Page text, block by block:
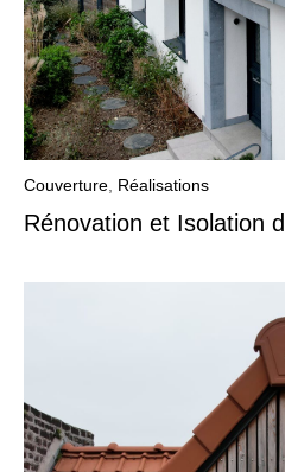
Couverture, Réalisations
Rénovation et Isolation